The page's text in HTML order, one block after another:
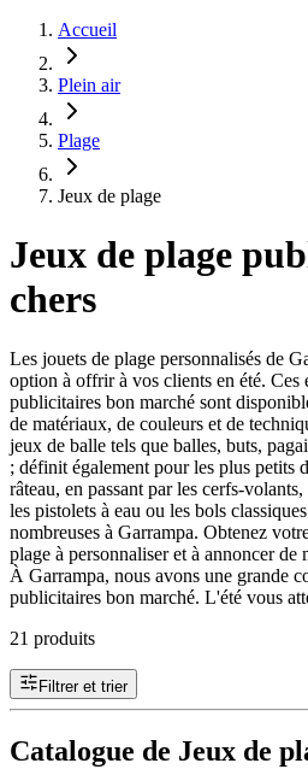
Accueil
Plein air
Plage
Jeux de plage
Jeux de plage
chers
Les jouets de plage personnalisés de
option à offrir à vos clients en été. Ces
publicitaires bon marché sont
de matériaux, de couleurs et de
jeux de balle tels que balles, buts,
; définit également pour les plus petits
râteau, en passant par les cerfs-
les pistolets à eau ou les bols
nombreuses à Garrampa. Obtenez
plage à personnaliser et à annoncer de
À Garrampa, nous avons une grande
publicitaires bon marché. L'été vous
21 produits
Filtrer et trier
Catalogue de Jeux de